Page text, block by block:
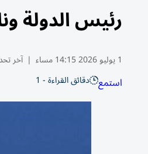
رئيس الدولة
1 يوليو 2026 14:15 مساء | آخر
استمع دقائق القراءة - 1